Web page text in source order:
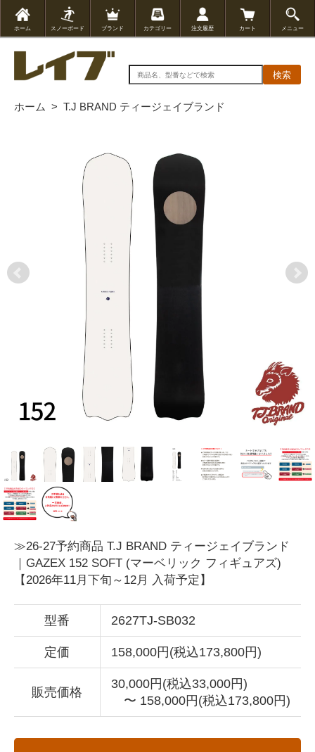
ホーム スノーボード ブランド カテゴリー 注文履歴 カート メニュー
検索
ホーム > T.J BRAND ティージェイブランド
≫26-27予約商品 T.J BRAND ティージェイブランド
｜GAZEX 152 SOFT (マーベリック フィギュアズ)
【2026年11月下旬～12月 入荷予定】
型番 2627TJ-SB032
定価 158,000円(税込173,800円)
販売価格
30,000円(税込33,000円)
〜 158,000円(税込173,800円)